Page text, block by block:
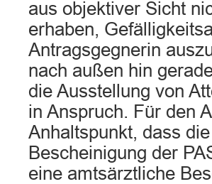
aus objektiver Sicht
erhaben,
Antragsgegnerin
nach außen hin
die Ausstellung von
in Anspruch. Für den
Anhaltspunkt, dass
Bescheinigung der
eine amtsärztliche